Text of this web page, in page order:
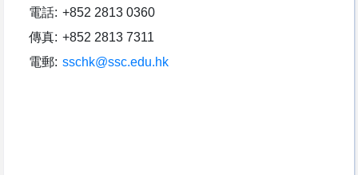
電話: +852 2813 0360
傳真: +852 2813 7311
電郵: sschk@ssc.edu.hk